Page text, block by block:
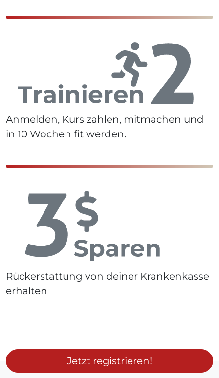
Anmelden, Kurs zahlen, mitmachen und
in 10 Wochen fit werden.
Rückerstattung von deiner Krankenkasse
erhalten
Jetzt registrieren!